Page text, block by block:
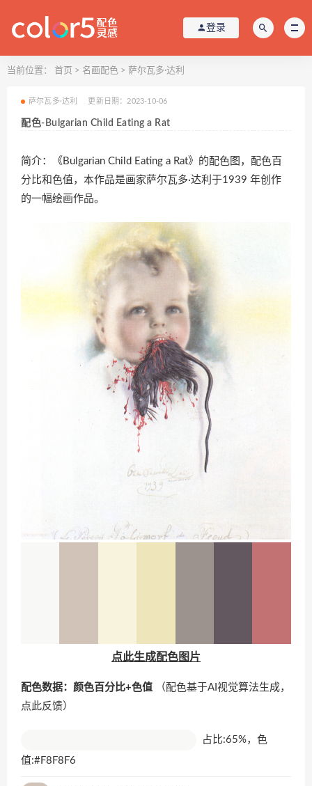
登录
当前位置： 首页 > 名画配色 > 萨尔瓦多·达利
萨尔瓦多·达利 更新日期：2023-10-06
配色-Bulgarian Child Eating a Rat
简介：《Bulgarian Child Eating a Rat》的配色图，配色百
分比和色值，本作品是画家萨尔瓦多·达利于1939 年创作
的一幅绘画作品。
点此生成配色图片
配色数据：颜色百分比+色值 （配色基于AI视觉算法生成，
点此反馈）
占比:65%，色
值:#F8F8F6